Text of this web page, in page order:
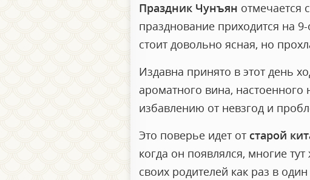
Праздник Чунъян отмечается
празднование приходится на
стоит довольно ясная, но
Издавна принято в этот день
ароматного вина, настоенного
избавлению от невзгод и
Это поверье идет от старой
когда он появлялся, многие
своих родителей как раз в